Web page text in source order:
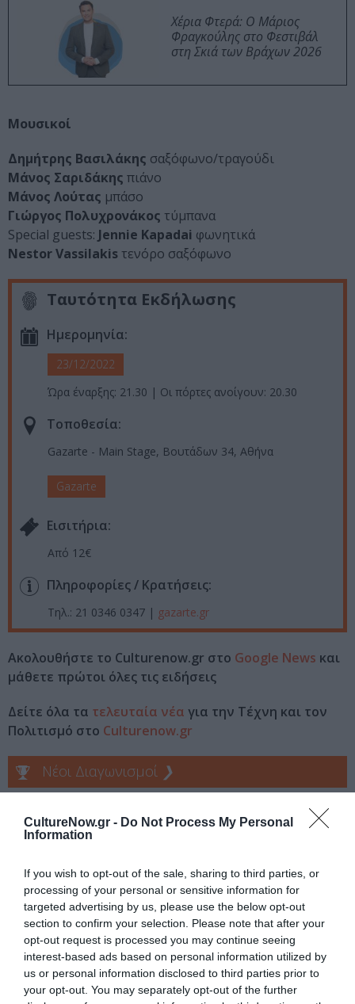
CultureNow.gr - Do Not Process My Personal
Information
If you wish to opt-out of the sale, sharing to third parties, or
processing of your personal or sensitive information for
targeted advertising by us, please use the below opt-out
section to confirm your selection. Please note that after your
opt-out request is processed you may continue seeing
interest-based ads based on personal information utilized by
us or personal information disclosed to third parties prior to
your opt-out. You may separately opt-out of the further
Χέρια Φτερά: Ο Μάριος
Φραγκούλης στο Φεστιβάλ
στη Σκιά των Βράχων 2026
Μουσικοί
Δημήτρης Βασιλάκης σαξόφωνο/τραγούδι
Μάνος Σαριδάκης πιάνο
Μάνος Λούτας μπάσο
Γιώργος Πολυχρονάκος τύμπανα
Special guests: Jennie Kapadai φωνητικά
Nestor Vassilakis τενόρο σαξόφωνο
Ταυτότητα Εκδήλωσης
Ημερομηνία:
23/12/2022
Ώρα έναρξης: 21.30 | Οι πόρτες ανοίγουν: 20.30
Τοποθεσία:
Gazarte - Main Stage, Βουτάδων 34, Αθήνα
Gazarte
Eισιτήρια:
Από 12€
Πληροφορίες / Κρατήσεις:
Τηλ.: 21 0346 0347 | gazarte.gr
Ακολουθήστε το Culturenow.gr στο Google News και
μάθετε πρώτοι όλες τις ειδήσεις
Δείτε όλα τα τελευταία νέα για την Τέχνη και τον
Πολιτισμό στο Culturenow.gr
Νέοι Διαγωνισμοί ❯
JAZZ - BLUES - ETHNIC
ΣΥΝΑΥΛΙΕΣ 2022
ΧΡΙΣΤΟΥΓΕΝΝΙΑΤΙΚΕΣ ΕΚΔΗΛΩΣΕΙΣ 2022–2023
Newsletter
Κάθε βδομάδα στο e-mail σας τα τελευταία νέα για
την Τέχνη και τον Πολιτισμό!